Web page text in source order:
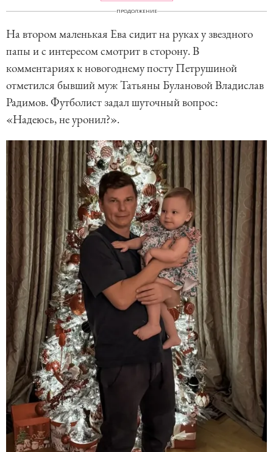
ПРОДОЛЖЕНИЕ
На втором маленькая Ева сидит на руках у звездного
папы и с интересом смотрит в сторону. В
комментариях к новогоднему посту Петрушиной
отметился бывший муж Татьяны Булановой Владислав
Радимов. Футболист задал шуточный вопрос:
«Надеюсь, не уронил?».